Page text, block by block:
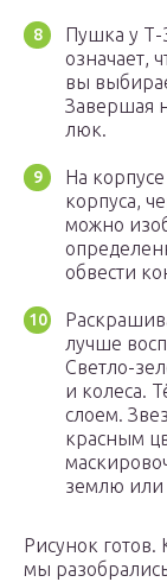
Пушка у Т-
означает,
вы
Завершая
люк.
На
корпуса,
можно
обвести
лучше
Светло-
и колеса.
слоем.
красным
землю или
Рисунок готов.
мы